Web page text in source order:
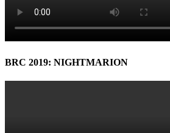
BRC 2019: NIGHTMARION